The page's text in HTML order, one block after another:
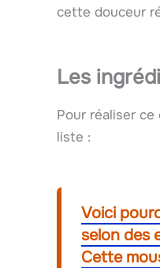
cette douceur
Les
Pour réaliser
liste :
Voici
selon des
Cette